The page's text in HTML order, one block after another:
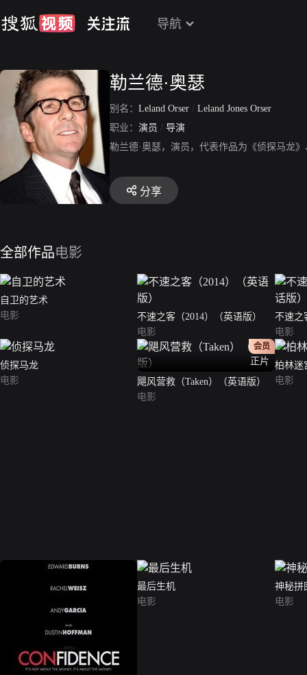
导航
勒兰德·奥瑟
别名： Leland Orser / Leland Jones Orser
职业： 演员 / 导演
勒兰德·奥瑟，演员，代表作品为《侦探马龙
分享
全部作品电影
自卫的艺术
电影
不速之客（2014）（英语版）
电影
不速之
电影
侦探马龙
电影
正片
会员
飓风营救（Taken）（英语版）
电影
柏林迷
电影
最后生机
电影
神秘拼
电影